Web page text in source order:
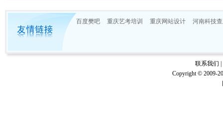
百度樊吧 重庆艺考培训 重庆网站设计 河南科技
联系我们
Copyright © 2009-